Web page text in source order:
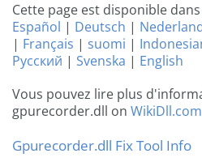
Cette page est disponible
Español | Deutsch |
| Français | suomi |
Русский | Svenska | English
Vous pouvez lire plus
gpurecorder.dll on WikiDll.com
Gpurecorder.dll Fix Tool Info